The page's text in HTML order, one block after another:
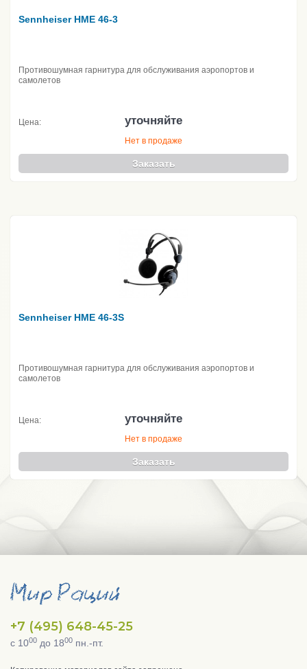
Sennheiser HME 46-3
Противошумная гарнитура для обслуживания аэропортов и
самолетов
Цена: уточняйте
Нет в продаже
Заказать
Sennheiser HME 46-3S
Противошумная гарнитура для обслуживания аэропортов и
самолетов
Цена: уточняйте
Нет в продаже
Заказать
+7 (495) 648-45-25
с 1000 до 1800 пн.-пт.